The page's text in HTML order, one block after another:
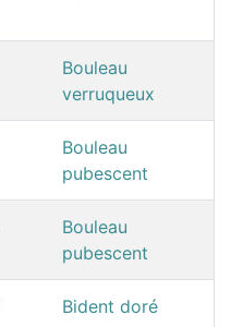
Bouleau
verruqueux
Bouleau
pubescent
Bouleau
pubescent
Bident doré